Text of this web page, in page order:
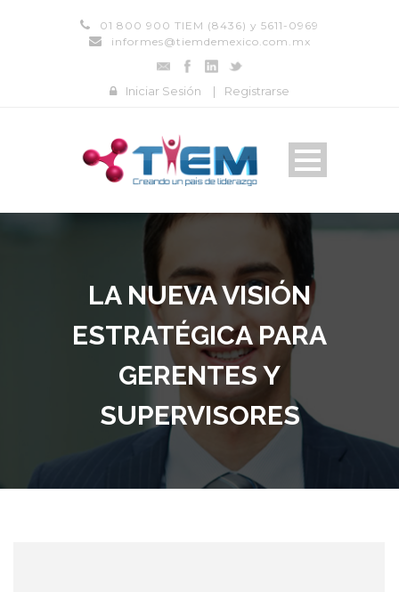
01 800 900 TIEM (8436) y 5611-0969
informes@tiemdemexico.com.mx
Iniciar Sesión | Registrarse
LA NUEVA VISIÓN
ESTRATÉGICA PARA
GERENTES Y
SUPERVISORES